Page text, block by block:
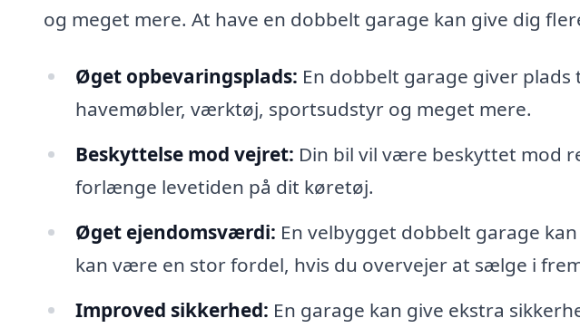
og meget mere. At have en dobbelt garage kan give dig
Øget opbevaringsplads: En dobbelt garage giver plads
havemøbler, værktøj, sportsudstyr og meget mere.
Beskyttelse mod vejret: Din bil vil være beskyttet mod
forlænge levetiden på dit køretøj.
Øget ejendomsværdi: En velbygget dobbelt garage
kan være en stor fordel, hvis du overvejer at sælge i
Improved sikkerhed: En garage kan give ekstra